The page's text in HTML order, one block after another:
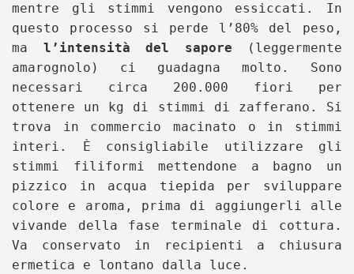
mentre gli stimmi vengono essiccati. In
questo processo si perde l’80% del peso,
ma l’intensità del sapore (leggermente
amarognolo) ci guadagna molto. Sono
necessari circa 200.000 fiori per
ottenere un kg di stimmi di zafferano. Si
trova in commercio macinato o in stimmi
interi. È consigliabile utilizzare gli
stimmi filiformi mettendone a bagno un
pizzico in acqua tiepida per sviluppare
colore e aroma, prima di aggiungerli alle
vivande della fase terminale di cottura.
Va conservato in recipienti a chiusura
ermetica e lontano dalla luce.